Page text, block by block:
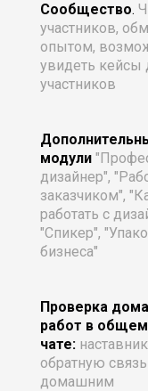
Сообщество.
участников,
опытом,
увидеть кейсы
участников
модули
дизайнер",
заказчиком",
работать с
"Спикер",
бизнеса"
Проверка
работ в общем
чате:
обратную
домашним